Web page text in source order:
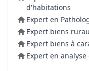
d'habitations
Expert en
Expert biens
Expert biens à
Expert en